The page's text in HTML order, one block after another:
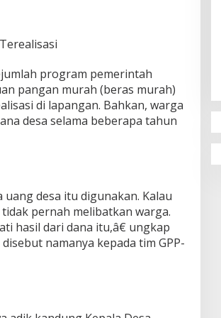
program pemerintah
pangan murah (beras murah)
di lapangan. Bahkan, warga
desa selama beberapa tahun
desa itu digunakan. Kalau
pernah melibatkan warga.
hasil dari dana itu,â€ ungkap
namanya kepada tim GPP-